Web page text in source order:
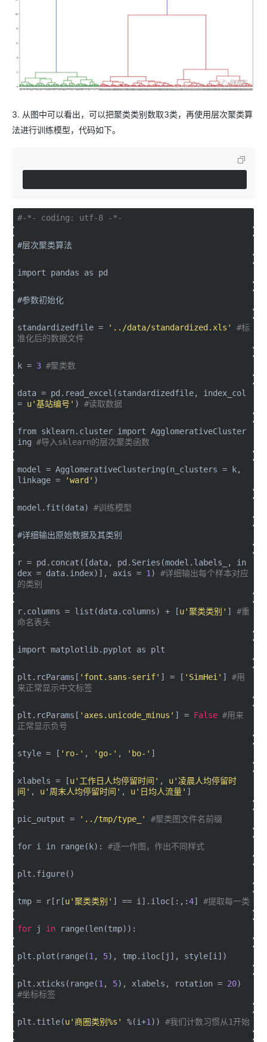
3. 从图中可以看出，可以把聚类类别数取3类，再使用层次聚类算
法进行训练模型，代码如下。
#-*- coding: utf-8 -*-
#层次聚类算法
import pandas as pd
#参数初始化
standardizedfile = '../data/standardized.xls'
#标
准化后的数据文件
k = 3 #聚类数
data = pd.read_excel(standardizedfile, index_col
= u'基站编号' ) #读取数据
from sklearn.cluster import AgglomerativeCluster
ing #导入sklearn的层次聚类函数
model = AgglomerativeClustering(n_clusters = k,
linkage =
'ward' )
model.fit(data) #训练模型
#详细输出原始数据及其类别
r = pd.concat([data, pd.Series(model.labels_, in
dex = data.index)], axis = 1 ) #详细输出每个样本对应
的类别
r.columns = list(data.columns) + [u'聚类类别' ] #重
命名表头
import matplotlib.pyplot as plt
plt.rcParams[ 'font.sans-serif' ] = [ 'SimHei' ] #用
来正常显示中文标签
plt.rcParams[ 'axes.unicode_minus' ] = False #用来
正常显示负号
style = [ 'ro-' , 'go-' , 'bo-' ]
xlabels = [u'工作日人均停留时间' , u'凌晨人均停留时
间' , u'周末人均停留时间' , u'日均人流量' ]
pic_output = '../tmp/type_' #聚类图文件名前缀
for i in range(k): #逐一作图，作出不同样式
plt.figure()
tmp = r[r[u'聚类类别' ] == i].iloc[:,:4] #提取每一类
for j in range(len(tmp)):
plt.plot(range(1 , 5), tmp.iloc[j], style[i])
plt.xticks(range(1 , 5), xlabels, rotation = 20)
#坐标标签
plt.title(u'商圈类别%s' %(i+1 )) #我们计数习惯从1开始